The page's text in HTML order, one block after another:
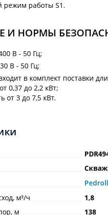
работы S1.
И НОРМЫ
В - 50 Гц;
В - 50 Гц;
в комплект поставки
0,37 до 2,2 кВт;
от 3 до 7,5 кВт.
м³/ч
1,8
м
138